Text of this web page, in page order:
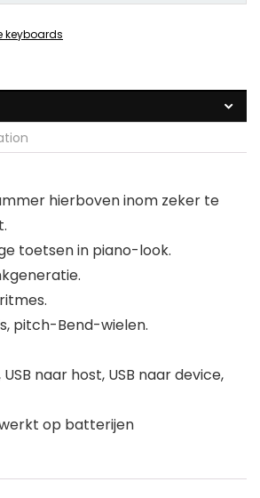
keyboards
hierboven inom zeker te
toetsen in piano-look.
pitch-Bend-wielen.
naar host, USB naar device,
op batterijen